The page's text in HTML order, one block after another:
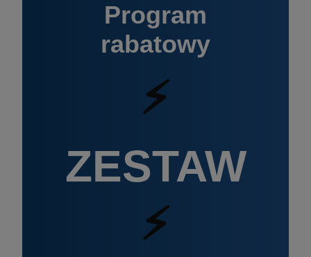
Program
rabatowy
⚡
ZESTAW
⚡